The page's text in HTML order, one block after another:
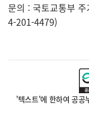
문의 : 국토교통부
4-201-4479)
'텍스트'에 한하여 공공